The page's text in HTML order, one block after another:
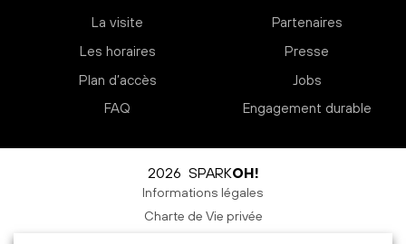
La visite
Les horaires
Plan d’accès
FAQ
Partenaires
Presse
Jobs
Engagement durable
2026 SPARKOH!
Informations légales
Charte de Vie privée